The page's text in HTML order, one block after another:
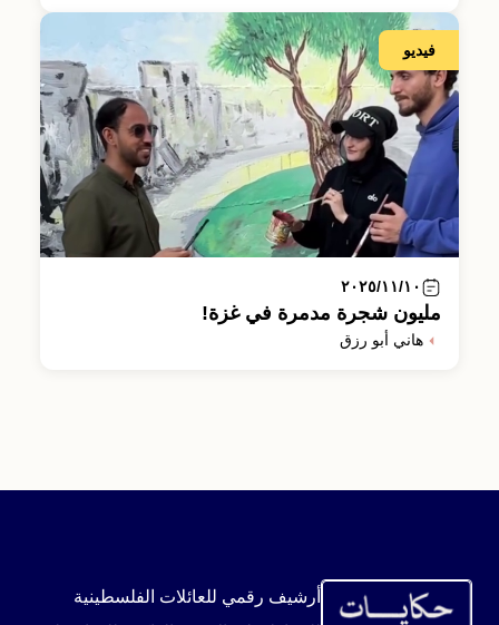
فيديو
٢٠٢٥/١١/١٠
مليون شجرة مدمرة في غزة!
هاني أبو رزق
أرشيف رقمي للعائلات الفلسطينية